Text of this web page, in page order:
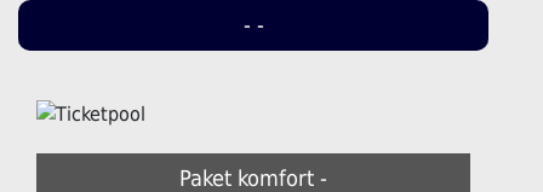
- -
Paket komfort -